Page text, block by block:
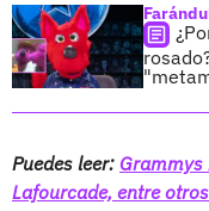
Puedes leer:
Lafourcade, entre